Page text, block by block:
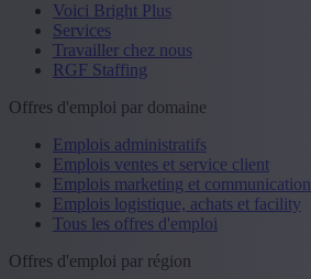
Voici Bright Plus
Services
Travailler chez nous
RGF Staffing
Offres d'emploi par domaine
Emplois administratifs
Emplois ventes et service client
Emplois marketing et communication
Emplois logistique, achats et facility
Tous les offres d'emploi
Offres d'emploi par région